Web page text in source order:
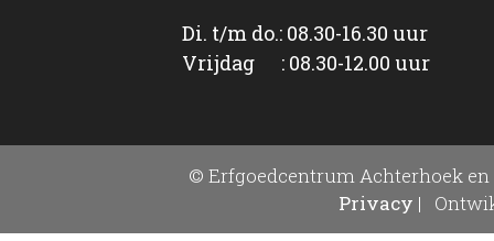
Di. t/m do.: 08.30-16.30 uur
Vrijdag : 08.30-12.00 uur
© Erfgoedcentrum Achterhoek en
Privacy |